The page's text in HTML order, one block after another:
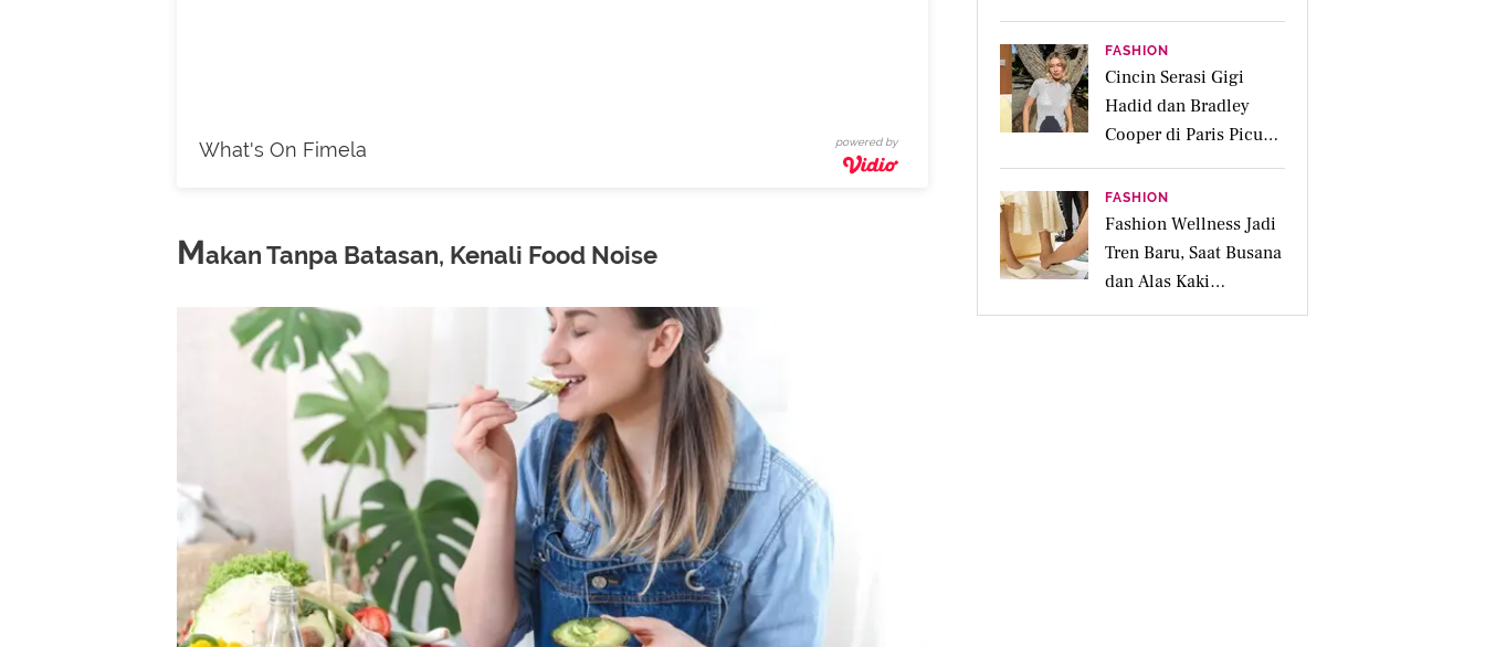
What's On Fimela powered by
Makan Tanpa Batasan, Kenali Food Noise
Penting tentang Empati
dan Bahaya
Spondilosis
FASHION
Cincin Serasi Gigi
Hadid dan Bradley
Cooper di Paris Picu
Spekulasi Menikah,
Berapa Harganya?
FASHION
Fashion Wellness Jadi
Tren Baru, Saat Busana
dan Alas Kaki
Membantu Mood Lebih